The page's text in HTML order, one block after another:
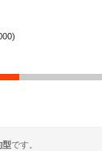
型です。